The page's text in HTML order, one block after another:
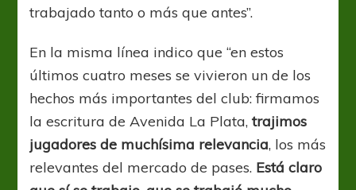
trabajado tanto o más que antes”.
En la misma línea indico que “en estos
últimos cuatro meses se vivieron un de los
hechos más importantes del club: firmamos
la escritura de Avenida La Plata, trajimos
jugadores de muchísima relevancia, los más
relevantes del mercado de pases. Está claro